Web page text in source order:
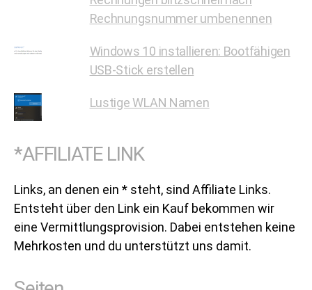
Rechnungsnummer umbenennen
Windows 10 installieren: Bootfähigen
USB-Stick erstellen
Lustige WLAN Namen
*AFFILIATE LINK
Links, an denen ein * steht, sind Affiliate Links.
Entsteht über den Link ein Kauf bekommen wir
eine Vermittlungsprovision. Dabei entstehen keine
Mehrkosten und du unterstützt uns damit.